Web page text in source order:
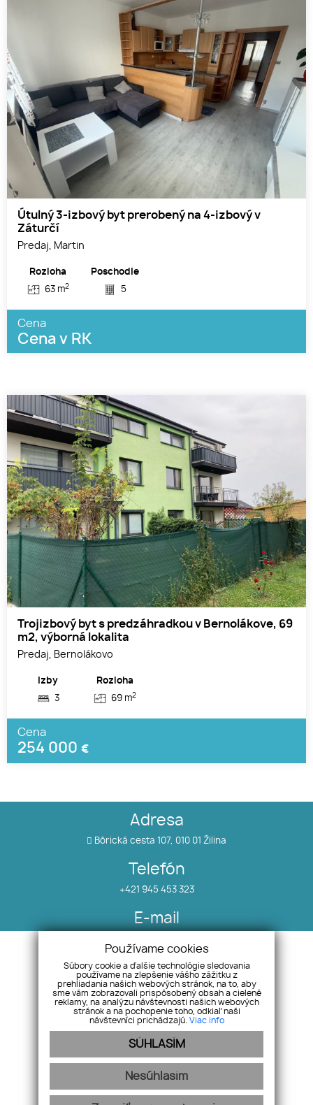
Útulný 3-izbový byt prerobený na 4-izbový v
Záturčí
Predaj, Martin
Rozloha
63 m2
Poschodie
5
Cena
Cena v RK
Trojizbový byt s predzáhradkou v Bernolákove, 69
m2, výborná lokalita
Predaj, Bernolákovo
Izby
3
Rozloha
69 m2
Cena
254 000 €
Adresa
Bôrická cesta 107, 010 01 Žilina
Telefón
+421 945 453 323
E-mail
Nehnuteľnosti
O nás
Blog
Náš tím
Pobočky
Odstúpenie od zmluvy
Používame cookies
Súbory cookie a ďalšie technológie sledovania
používame na zlepšenie vášho zážitku z
prehliadania našich webových stránok, na to, aby
sme vám zobrazovali prispôsobený obsah a cielené
reklamy, na analýzu návštevnosti našich webových
stránok a na pochopenie toho, odkiaľ naši
návštevníci prichádzajú. Viac info
SÚHLASÍM
Nesúhlasím